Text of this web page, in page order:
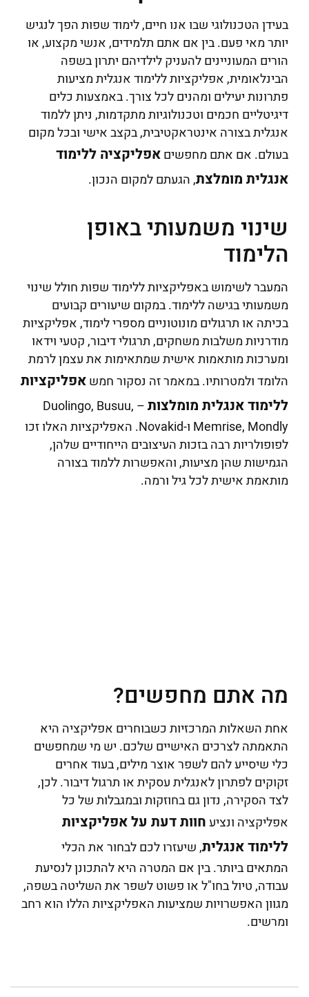
בעידן הטכנולוגי שבו אנו חיים, לימוד שפות הפך לנגיש
יותר מאי פעם. בין אם אתם תלמידים, אנשי מקצוע, או
הורים המעוניינים להעניק לילדיהם יתרון בשפה
הבינלאומית, אפליקציות ללימוד אנגלית מציעות
פתרונות יעילים ומהנים לכל צורך. באמצעות כלים
דיגיטליים חכמים וטכנולוגיות מתקדמות, ניתן ללמוד
אנגלית בצורה אינטראקטיבית, בקצב אישי ובכל מקום
בעולם. אם אתם מחפשיםאפליקציה ללימוד
אנגלית מומלצת, הגעתם למקום הנכון.
שינוי משמעותי באופן
הלימוד
המעבר לשימוש באפליקציות ללימוד שפות חולל שינוי
משמעותי בגישה ללימוד. במקום שיעורים קבועים
בכיתה או תרגולים מונוטוניים מספרי לימוד, אפליקציות
מודרניות משלבות משחקים, תרגולי דיבור, קטעי וידאו
ומערכות מותאמות אישית שמתאימות את עצמן לרמת
הלומד ולמטרותיו. במאמר זה נסקור חמשאפליקציות
ללימוד אנגלית מומלצות
– Duolingo, Busuu,
Memrise, Mondly ו-Novakid. האפליקציות האלו זכו
לפופולריות רבה בזכות העיצובים הייחודיים שלהן,
הגמישות שהן מציעות, והאפשרות ללמוד בצורה
מותאמת אישית לכל גיל ורמה.
מה אתם מחפשים?
אחת השאלות המרכזיות כשבוחרים אפליקציה היא
התאמתה לצרכים האישיים שלכם. יש מי שמחפשים
כלי שיסייע להם לשפר אוצר מילים, בעוד אחרים
זקוקים לפתרון לאנגלית עסקית או תרגול דיבור. לכן,
לצד הסקירה, נדון גם בחוזקות ובמגבלות של כל
אפליקציה ונציעחוות דעת על אפליקציות
ללימוד אנגלית, שיעזרו לכם לבחור את הכלי
המתאים ביותר. בין אם המטרה היא להתכונן לנסיעת
עבודה, טיול בחו"ל או פשוט לשפר את השליטה בשפה,
מגוון האפשרויות שמציעות האפליקציות הללו הוא רחב
ומרשים.